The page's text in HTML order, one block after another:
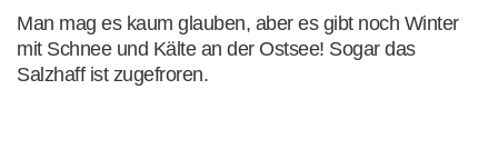
Man mag es kaum glauben, aber es gibt noch Winter
mit Schnee und Kälte an der Ostsee! Sogar das
Salzhaff ist zugefroren.